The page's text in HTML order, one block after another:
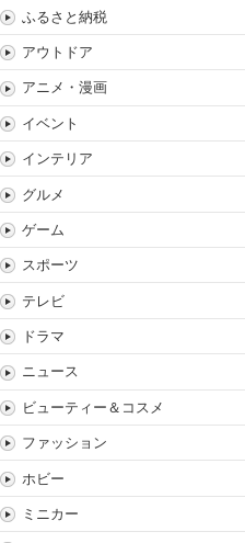
ふるさと納税
アウトドア
アニメ・漫画
イベント
インテリア
グルメ
ゲーム
スポーツ
テレビ
ドラマ
ニュース
ビューティー＆コスメ
ファッション
ホビー
ミニカー